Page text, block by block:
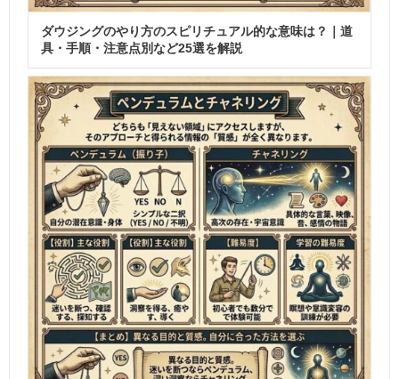
ダウジングのやり方のスピリチュアル的な意味は？｜道
具・手順・注意点別など25選を解説